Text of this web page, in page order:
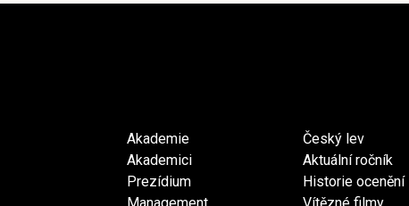
Akademie
Akademici
Prezídium
Český lev
Aktuální ročník
Historie ocenění